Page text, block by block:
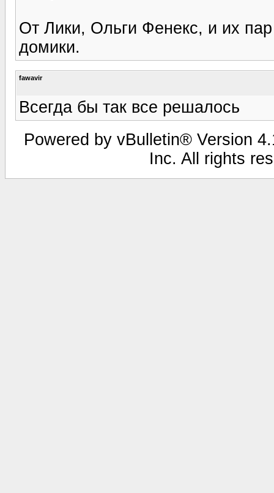
От Лики, Ольги Фенекс, и их
домики.
fawavir
Всегда бы так все решалось
Powered by vBulletin® Version
Inc. All rights